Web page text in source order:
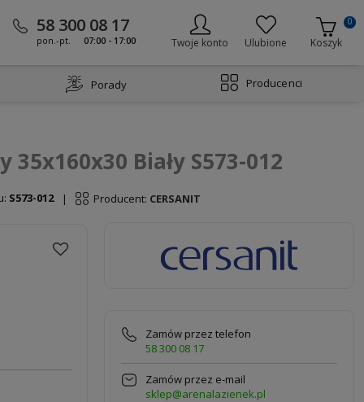
58 300 08 17
pon.-pt. 07:00 - 17:00 Twoje konto Ulubione Koszyk
0
Porady Producenci
35x160x30 Biały S573-012
S573-012 | Producent: CERSANIT
Zamów przez telefon
58 300 08 17
Zamów przez e-mail
sklep@arenalazienek.pl